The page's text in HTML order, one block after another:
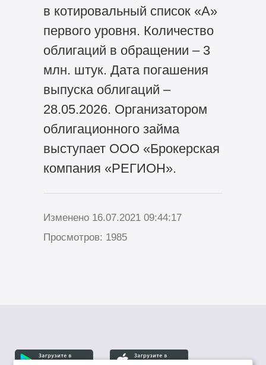
в котировальный список «А»
первого уровня. Количество
облигаций в обращении – 3
млн. штук. Дата погашения
выпуска облигаций –
28.05.2026. Организатором
облигационного займа
выступает ООО «Брокерская
компания «РЕГИОН».
Изменено 16.07.2021 09:44:17
Просмотров: 1985